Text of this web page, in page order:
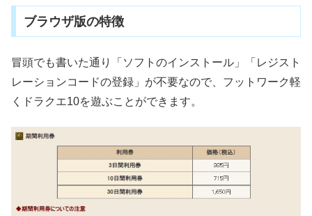
ブラウザ版の特徴
冒頭でも書いた通り「ソフトのインストール」「レジスト
レーションコードの登録」が不要なので、フットワーク軽
くドラクエ10を遊ぶことができます。